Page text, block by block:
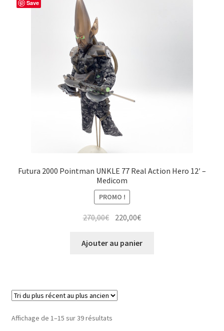
Save
Futura 2000 Pointman UNKLE 77 Real Action Hero 12′ –
Medicom
PROMO !
270,00€ Le
initial
220,00€Le
actuel
Ajouter au panier
Affichage de 1–15 sur 39 résultatsTrié